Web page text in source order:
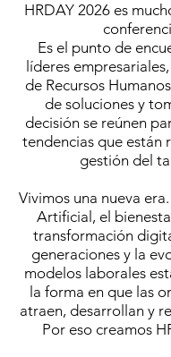
HRDAY 2026 es
Es el punto de
líderes
de Recursos
de soluciones y
decisión se reúnen
tendencias que están
gestión del
Vivimos una nueva
Artificial, el
transformación
generaciones y la
modelos laborales
la forma en que las
atraen, desarrollan y
Por eso creamos